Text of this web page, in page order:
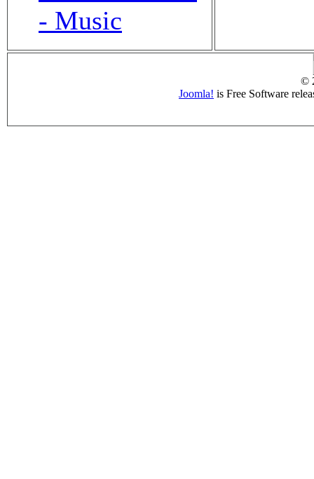
- Music
©
Joomla! is Free Software